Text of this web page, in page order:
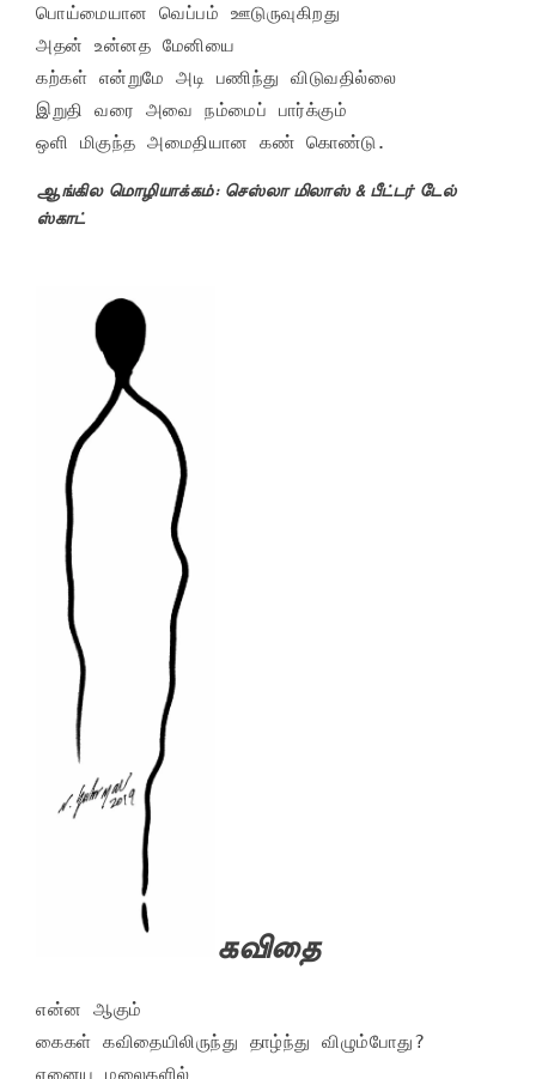
பொய்மையான வெப்பம் ஊடுருவுகிறது
அதன் உன்னத மேனியை
கற்கள் என்றுமே அடி பணிந்து விடுவதில்லை
இறுதி வரை அவை நம்மைப் பார்க்கும்
ஒளி மிகுந்த அமைதியான கண் கொண்டு.
ஆங்கில மொழியாக்கம்: செஸ்லா மிலாஸ் & பீட்டர் டேல்
ஸ்காட்
கவிதை
என்ன ஆகும்
கைகள் கவிதையிலிருந்து தாழ்ந்து விழும்போது?
ஏனைய மலைகளில்